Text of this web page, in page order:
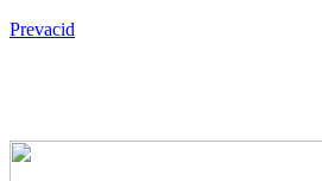
Prevacid